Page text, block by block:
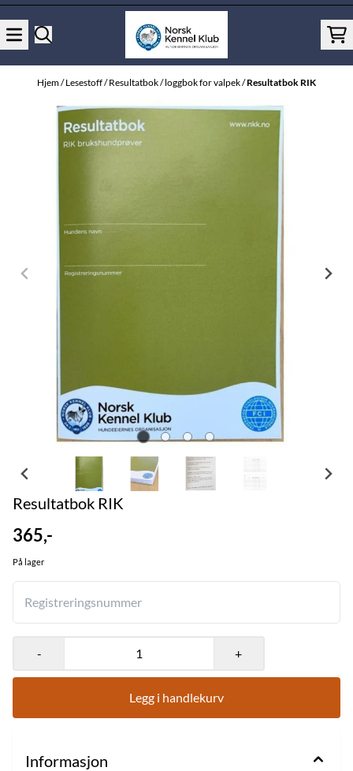
Hjem/Lesestoff/Resultatbok / loggbok for valpek/Resultatbok RIK
Resultatbok RIK
365,-
På lager
- +
Legg i handlekurv
Informasjon